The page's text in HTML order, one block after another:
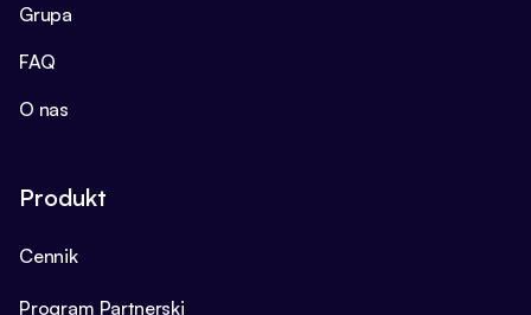
Grupa
FAQ
O nas
Produkt
Cennik
Program Partnerski